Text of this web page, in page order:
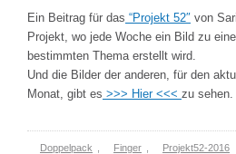
Ein Beitrag für das “Projekt 52″ von
Projekt, wo jede Woche ein Bild zu
bestimmten Thema erstellt wird.
Und die Bilder der anderen, für den
Monat, gibt es >>> Hier <<< zu sehen.
Doppelpack Finger Projekt52-2016